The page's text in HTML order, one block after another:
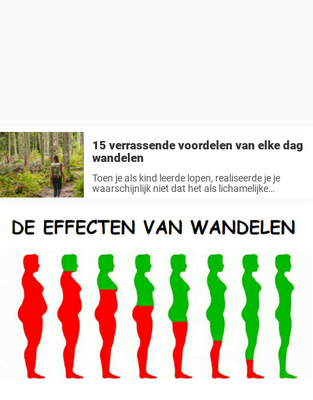
15 verrassende voordelen van elke dag
wandelen
Toen je als kind leerde lopen, realiseerde je je
waarschijnlijk niet dat het als lichamelijke
minstens één keer per dag wandelen ...